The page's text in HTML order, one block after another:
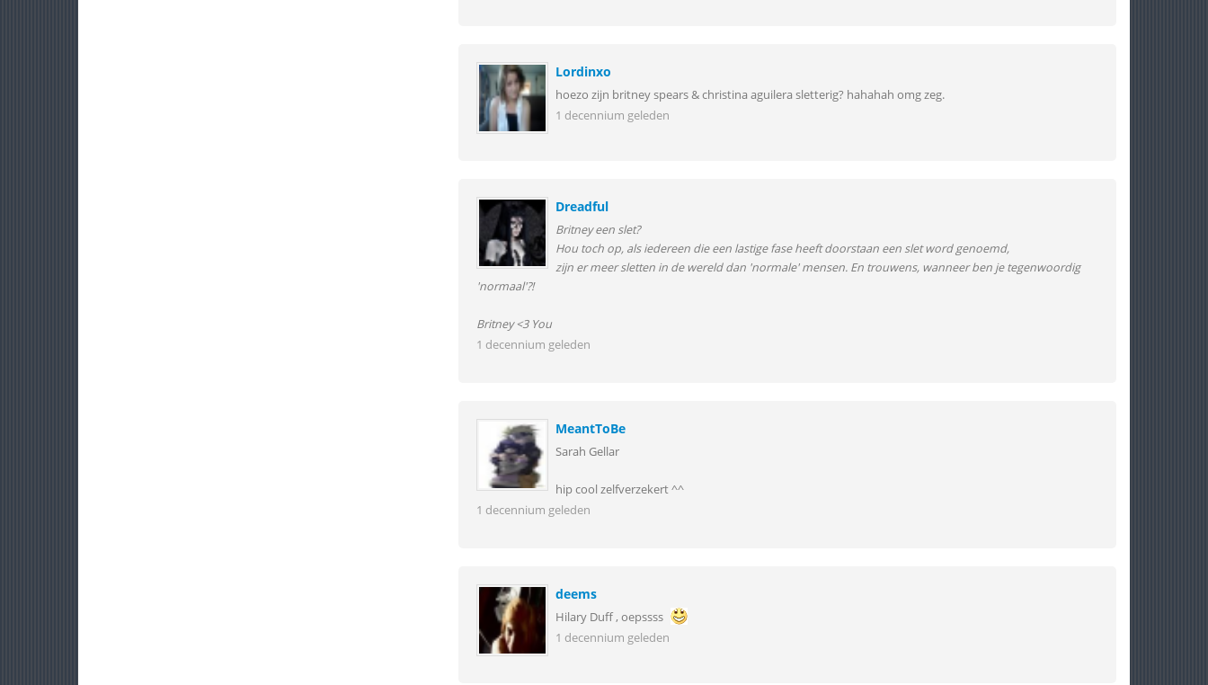
Lordinxo
hoezo zijn britney spears & christina aguilera sletterig? hahahah omg zeg.
1 decennium geleden
Dreadful
Britney een slet?
Hou toch op, als iedereen die een lastige fase heeft doorstaan een slet word genoemd,
zijn er meer sletten in de wereld dan 'normale' mensen. En trouwens, wanneer ben je tegenwoordig
'normaal'?!
Britney <3 You
1 decennium geleden
MeantToBe
Sarah Gellar
hip cool zelfverzekert ^^
1 decennium geleden
deems
Hilary Duff , oepssss
1 decennium geleden